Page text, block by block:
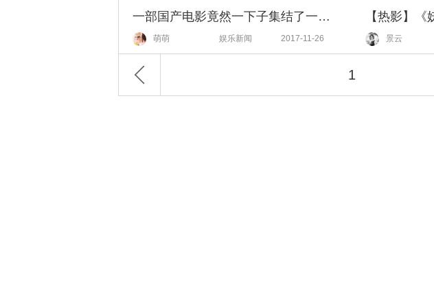
一部国产电影竟然一下子集结了一位影后三位影帝？
萌萌 娱乐新闻 2017-11-26 景云
1